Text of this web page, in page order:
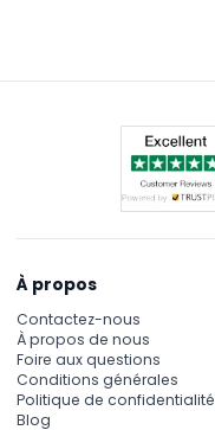
À propos
Contactez-nous
À propos de nous
Foire aux questions
Conditions générales
Politique de confidentialité
Blog